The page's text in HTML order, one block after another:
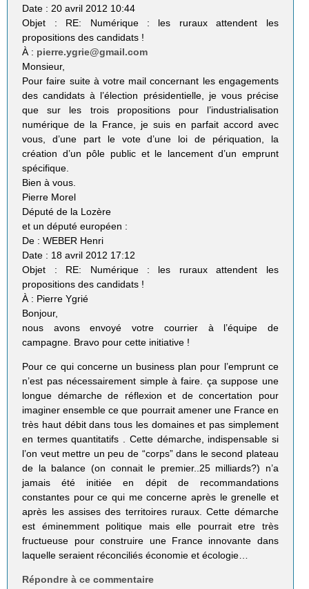
Date : 20 avril 2012 10:44
Objet : RE: Numérique : les ruraux attendent les
propositions des candidats !
À : pierre.ygrie@gmail.com
Monsieur,
Pour faire suite à votre mail concernant les engagements
des candidats à l’élection présidentielle, je vous précise
que sur les trois propositions pour l’industrialisation
numérique de la France, je suis en parfait accord avec
vous, d’une part le vote d’une loi de périquation, la
création d’un pôle public et le lancement d’un emprunt
spécifique.
Bien à vous.
Pierre Morel
Député de la Lozère
et un député européen :
De : WEBER Henri
Date : 18 avril 2012 17:12
Objet : RE: Numérique : les ruraux attendent les
propositions des candidats !
À : Pierre Ygrié
Bonjour,
nous avons envoyé votre courrier à l’équipe de
campagne. Bravo pour cette initiative !
Pour ce qui concerne un busi­ness plan pour l’emprunt ce
n’est pas nécessairement simple à faire. ça suppose une
longue démarche de réflexion et de concertation pour
imaginer ensemble ce que pourrait amener une France en
très haut débit dans tous les domaines et pas simplement
en termes quantitatifs . Cette démarche, indispensable si
l’on veut mettre un peu de “corps” dans le second plateau
de la balance (on connait le premier..25 milliards?) n’a
jamais été initiée en dépit de recommandations
constantes pour ce qui me concerne après le grenelle et
après les assises des territoires ruraux. Cette démarche
est éminemment politique mais elle pourrait etre très
fructueuse pour construire une France innovante dans
laquelle seraient réconciliés économie et écologie…
Répondre à ce commentaire